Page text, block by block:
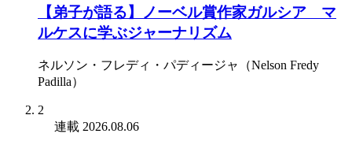
【弟子が語る】ノーベル賞作家ガルシア゠マ
ルケスに学ぶジャーナリズム
ネルソン・フレディ・パディージャ（Nelson Fredy
Padilla）
2
連載 2026.08.06